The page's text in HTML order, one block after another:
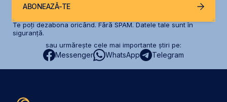
ABONEAZĂ-TE
Te poți dezabona oricând. Fără SPAM. Datele tale sunt în
siguranță.
sau urmărește cele mai importante știri pe:
Messenger WhatsApp Telegram